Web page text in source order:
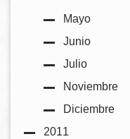
Mayo
Junio
Julio
Noviembre
Diciembre
2011